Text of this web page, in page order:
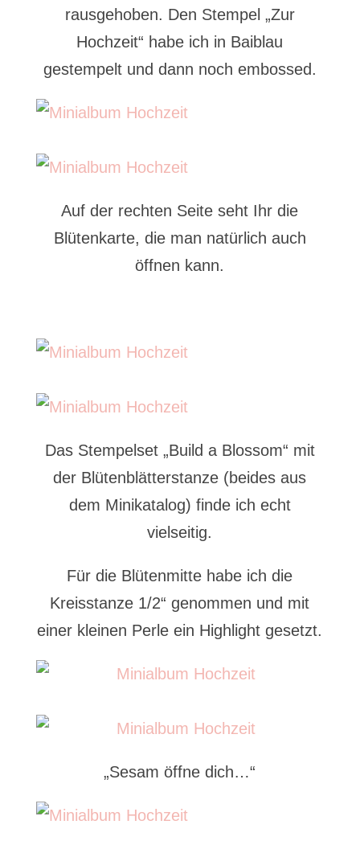
rausgehoben. Den Stempel „Zur
Hochzeit“ habe ich in Baiblau
gestempelt und dann noch embossed.
Auf der rechten Seite seht Ihr die
Blütenkarte, die man natürlich auch
öffnen kann.
Das Stempelset „Build a Blossom“ mit
der Blütenblätterstanze (beides aus
dem Minikatalog) finde ich echt
vielseitig.
Für die Blütenmitte habe ich die
Kreisstanze 1/2“ genommen und mit
einer kleinen Perle ein Highlight gesetzt.
„Sesam öffne dich…“